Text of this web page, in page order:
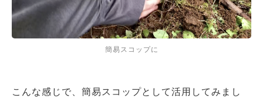
簡易スコップに
こんな感じで、簡易スコップとして活用してみまし